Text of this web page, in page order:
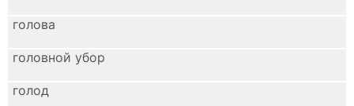
голова
головной убор
голод